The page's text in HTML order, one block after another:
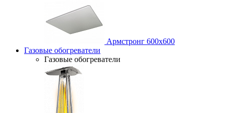
Армстронг 600х600
Газовые обогреватели
Газовые обогреватели